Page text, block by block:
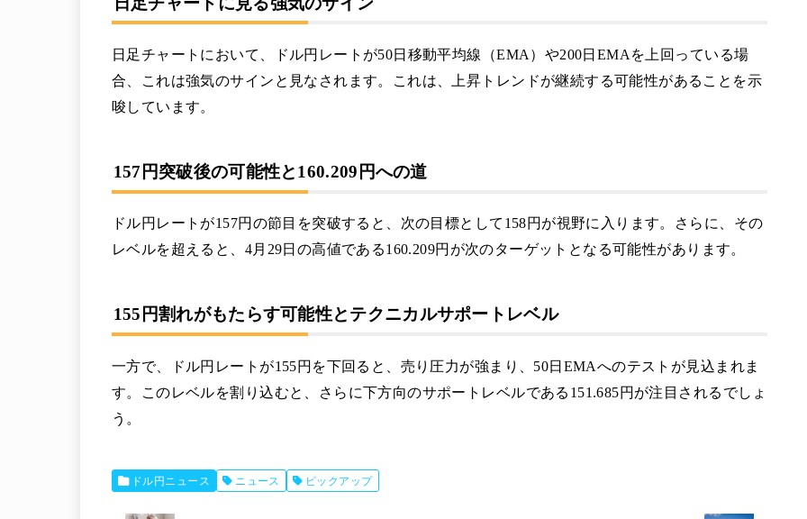
日足チャートにおいて、ドル円レートが50日移動平均線（EMA）や200日EMAを上回っている場
合、これは強気のサインと見なされます。これは、上昇トレンドが継続する可能性があることを示
唆しています。
157円突破後の可能性と160.209円への道
ドル円レートが157円の節目を突破すると、次の目標として158円が視野に入ります。さらに、その
レベルを超えると、4月29日の高値である160.209円が次のターゲットとなる可能性があります。
155円割れがもたらす可能性とテクニカルサポートレベル
一方で、ドル円レートが155円を下回ると、売り圧力が強まり、50日EMAへのテストが見込まれま
す。このレベルを割り込むと、さらに下方向のサポートレベルである151.685円が注目されるでしょ
う。
ドル円ニュース ニュース ピックアップ